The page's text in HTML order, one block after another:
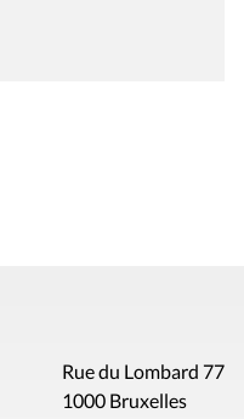
Rue du Lombard 77
1000 Bruxelles